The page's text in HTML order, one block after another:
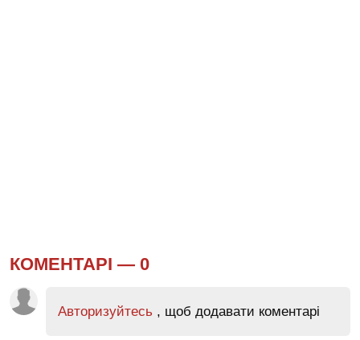
КОМЕНТАРІ — 0
Авторизуйтесь , щоб додавати коментарі